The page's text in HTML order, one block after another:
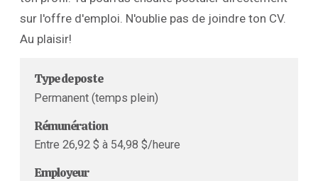
sur l'offre d'emploi. N'oublie pas de joindre ton CV.
Au plaisir!
Type de poste
Permanent (temps plein)
Rémunération
Entre 26,92 $ à 54,98 $/heure
Employeur